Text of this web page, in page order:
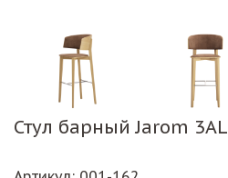
Стул барный Jarom 3AL